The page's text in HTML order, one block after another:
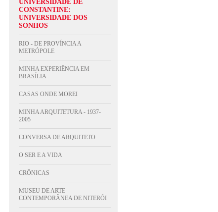
UNIVERSIDADE DE
CONSTANTINE:
UNIVERSIDADE DOS
SONHOS
RIO - DE PROVÍNCIA A
METRÓPOLE
MINHA EXPERIÊNCIA EM
BRASÍLIA
CASAS ONDE MOREI
MINHA ARQUITETURA - 1937-
2005
CONVERSA DE ARQUITETO
O SER E A VIDA
CRÔNICAS
MUSEU DE ARTE
CONTEMPORÂNEA DE NITERÓI